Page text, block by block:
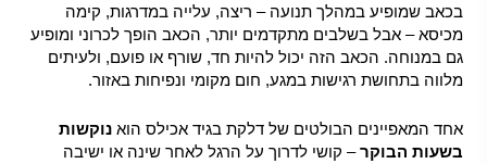
בכאב שמופיע במהלך תנועה – ריצה, עלייה במדרגות, קימה
מכיסא – אבל בשלבים מתקדמים יותר, הכאב הופך לכרוני ומופיע
גם במנוחה. הכאב הזה יכול להיות חד, שורף או פועם, ולעיתים
מלווה בתחושת רגישות במגע, חום מקומי ונפיחות באזור.
אחד המאפיינים הבולטים של דלקת בגיד אכילס הואנוקשות
בשעות הבוקר– קושי לדרוך על הרגל לאחר שינה או ישיבה